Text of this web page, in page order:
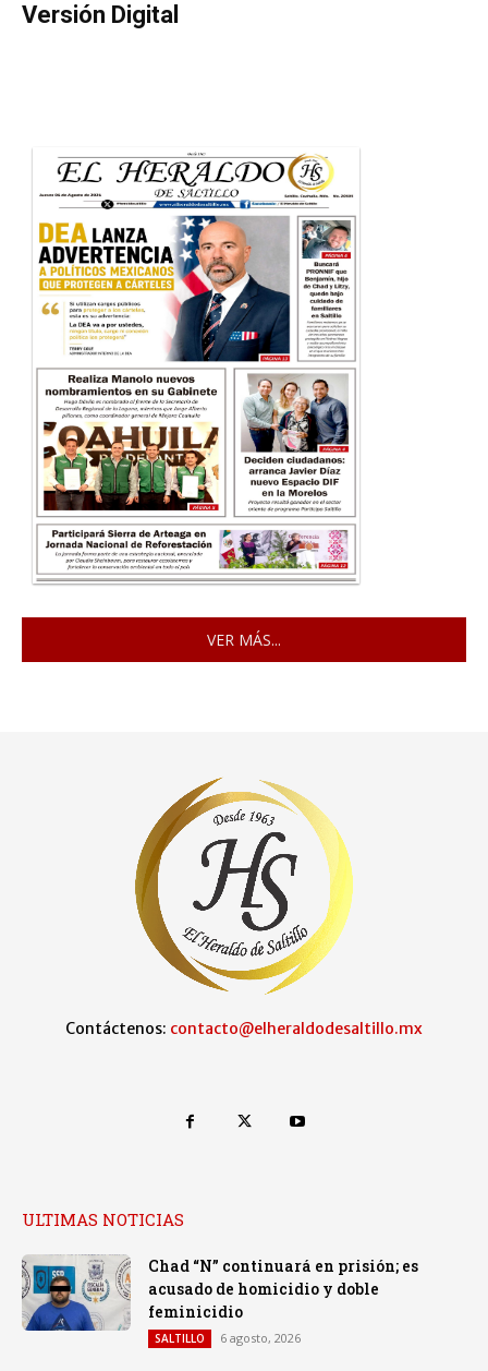
Versión Digital
VER MÁS...
Contáctenos: contacto@elheraldodesaltillo.mx
ULTIMAS NOTICIAS
Chad “N” continuará en prisión; es
acusado de homicidio y doble
feminicidio
SALTILLO 6 agosto, 2026